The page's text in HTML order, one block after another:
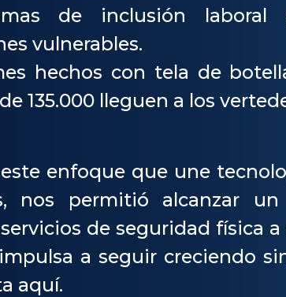
de inclusión
vulnerables.
hechos con tela de
135.000 lleguen a los
este enfoque que une
nos permitió alcanzar
de seguridad física
a seguir creciendo
aquí.